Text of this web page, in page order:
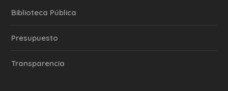
Biblioteca Pública
Presupuesto
Transparencia